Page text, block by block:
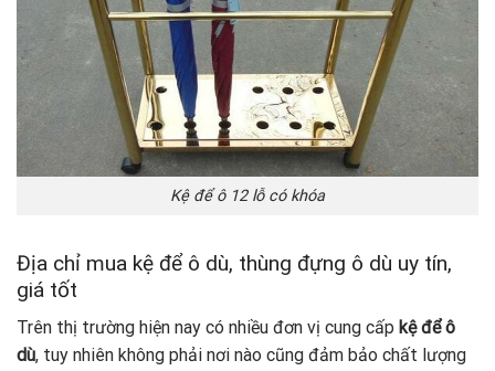
Kệ để ô 12 lỗ có khóa
Địa chỉ mua kệ để ô dù, thùng đựng ô dù uy tín,
giá tốt
Trên thị trường hiện nay có nhiều đơn vị cung cấp kệ để ô
dù, tuy nhiên không phải nơi nào cũng đảm bảo chất lượng